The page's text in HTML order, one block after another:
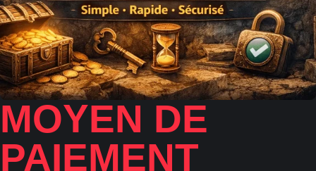
MOYEN DE
PAIEMENT